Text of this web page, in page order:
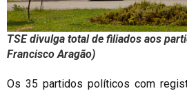
TSE divulga total de filiados aos
Francisco Aragão)
Os 35 partidos políticos com